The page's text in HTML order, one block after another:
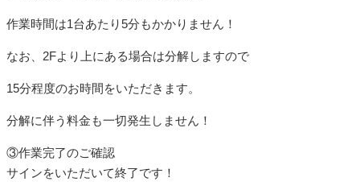
作業時間は1台あたり5分もかかりません！
なお、2Fより上にある場合は分解しますので
15分程度のお時間をいただきます。
分解に伴う料金も一切発生しません！
③作業完了のご確認
サインをいただいて終了です！